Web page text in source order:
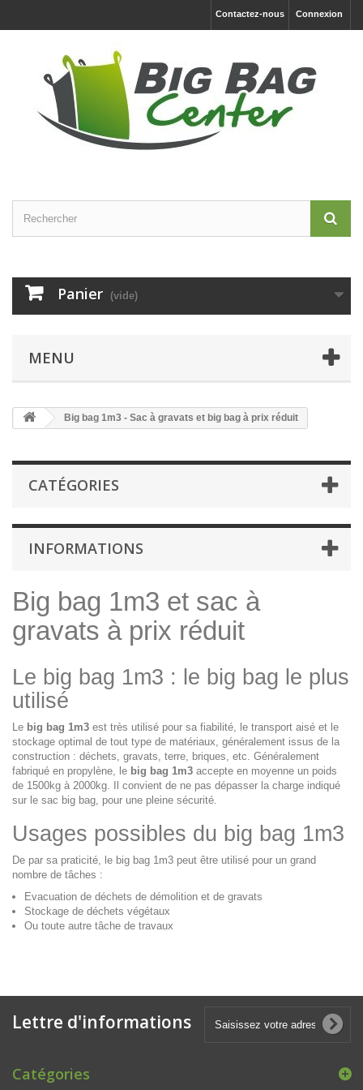
Connexion
Contactez-nous
Panier (vide)
MENU
Big bag 1m3 - Sac à gravats et big bag à prix réduit
CATÉGORIES
INFORMATIONS
Big bag 1m3 et sac à
gravats à prix réduit
Le big bag 1m3 : le big bag le plus
utilisé
Le big bag 1m3 est très utilisé pour sa fiabilité, le transport aisé et le
stockage optimal de tout type de matériaux, généralement issus de la
construction : déchets, gravats, terre, briques, etc. Généralement
fabriqué en propylène, le big bag 1m3 accepte en moyenne un poids
de 1500kg à 2000kg. Il convient de ne pas dépasser la charge indiqué
sur le sac big bag, pour une pleine sécurité.
Usages possibles du big bag 1m3
De par sa praticité, le big bag 1m3 peut être utilisé pour un grand
nombre de tâches :
Evacuation de déchets de démolition et de gravats
Stockage de déchets végétaux
Ou toute autre tâche de travaux
Lettre d'informations
Catégories